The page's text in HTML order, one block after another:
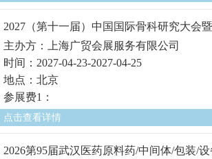
2027（第十一届）中国国际骨科研究大会
主办方：上海广贸会展服务有限公司
时间：2027-04-23-2027-04-25
地点：北京
参展费1：
点击查看详情
2026第95届武汉医药原料药/中间体/包装/